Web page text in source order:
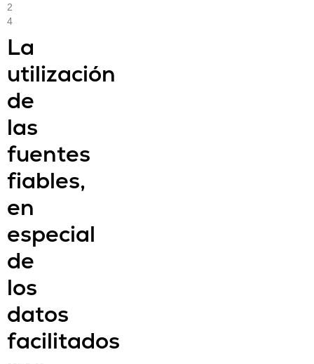
2
4
La
utilización
de
las
fuentes
fiables,
en
especial
de
los
datos
facilitados